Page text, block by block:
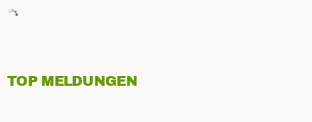
TOP MELDUNGEN